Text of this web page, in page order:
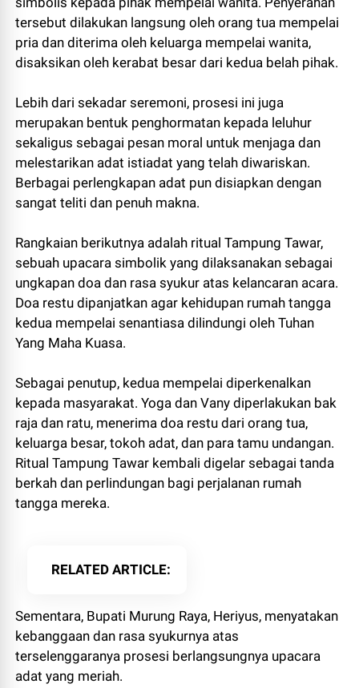
tersebut dilakukan langsung oleh orang tua mempelai
pria dan diterima oleh keluarga mempelai wanita,
disaksikan oleh kerabat besar dari kedua belah pihak.
Lebih dari sekadar seremoni, prosesi ini juga
merupakan bentuk penghormatan kepada leluhur
sekaligus sebagai pesan moral untuk menjaga dan
melestarikan adat istiadat yang telah diwariskan.
Berbagai perlengkapan adat pun disiapkan dengan
sangat teliti dan penuh makna.
Rangkaian berikutnya adalah ritual Tampung Tawar,
sebuah upacara simbolik yang dilaksanakan sebagai
ungkapan doa dan rasa syukur atas kelancaran acara.
Doa restu dipanjatkan agar kehidupan rumah tangga
kedua mempelai senantiasa dilindungi oleh Tuhan
Yang Maha Kuasa.
Sebagai penutup, kedua mempelai diperkenalkan
kepada masyarakat. Yoga dan Vany diperlakukan bak
raja dan ratu, menerima doa restu dari orang tua,
keluarga besar, tokoh adat, dan para tamu undangan.
Ritual Tampung Tawar kembali digelar sebagai tanda
berkah dan perlindungan bagi perjalanan rumah
tangga mereka.
RELATED ARTICLE
Sementara, Bupati Murung Raya, Heriyus, menyatakan
kebanggaan dan rasa syukurnya atas
terselenggaranya prosesi berlangsungnya upacara
adat yang meriah.